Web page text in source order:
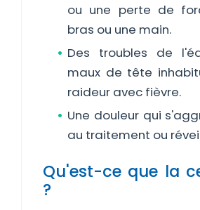
ou une perte de
bras ou une main.
Des troubles de
maux de tête
raideur avec fièvre.
Une douleur qui
au traitement ou
Qu'est-ce que la
?